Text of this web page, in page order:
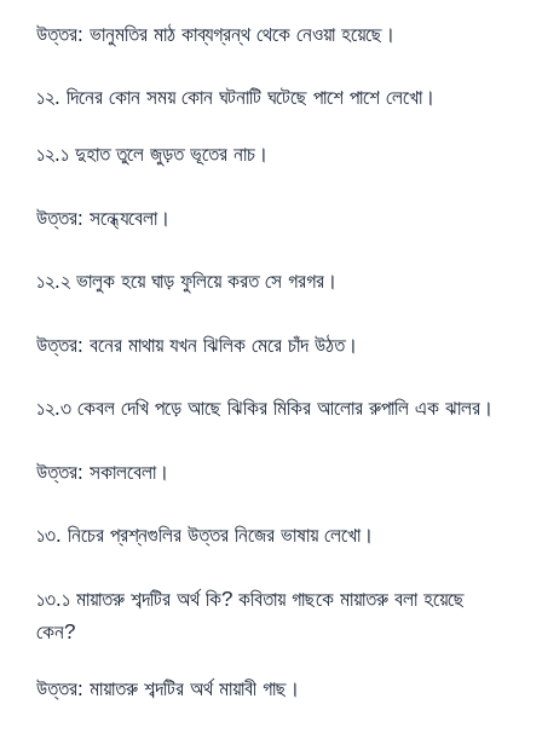
উত্তর: ভানুমতির মাঠ কাব্যগ্রন্থ থেকে নেওয়া হয়েছে।
১২. দিনের কোন সময় কোন ঘটনাটি ঘটেছে পাশে পাশে লেখো।
১২.১ দুহাত তুলে জুড়ত ভূতের নাচ।
উত্তর: সন্ধ্যেবেলা।
১২.২ ভালুক হয়ে ঘাড় ফুলিয়ে করত সে গরগর।
উত্তর: বনের মাথায় যখন ঝিলিক মেরে চাঁদ উঠত।
১২.৩ কেবল দেখি পড়ে আছে ঝিকির মিকির আলোর রুপালি এক ঝালর।
উত্তর: সকালবেলা।
১৩. নিচের প্রশ্নগুলির উত্তর নিজের ভাষায় লেখো।
১৩.১ মায়াতরু শব্দটির অর্থ কি? কবিতায় গাছকে মায়াতরু বলা হয়েছে
কেন?
উত্তর: মায়াতরু শব্দটির অর্থ মায়াবী গাছ।